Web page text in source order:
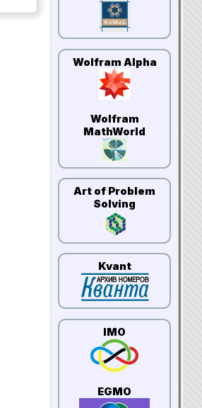
Wolfram Alpha
Wolfram
MathWorld
Art of Problem
Solving
Kvant
IMO
EGMO